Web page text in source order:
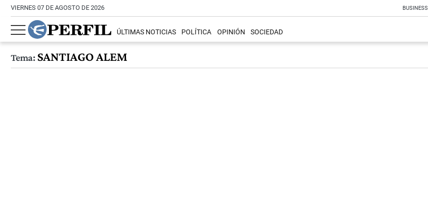
VIERNES 07 DE AGOSTO DE 2026 BUSINESS
ÚLTIMAS NOTICIAS POLÍTICA OPINIÓN SOCIEDAD
Tema:SANTIAGO ALEM